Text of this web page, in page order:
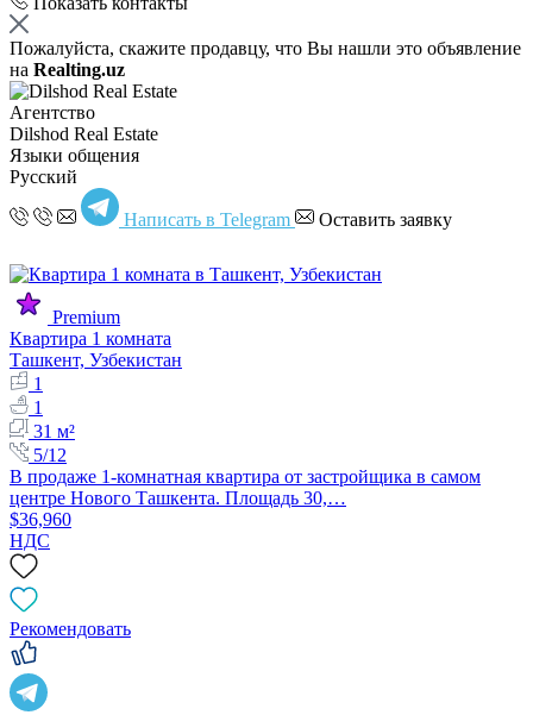
Пожалуйста, скажите продавцу, что Вы нашли это объявление
на Realting.uz
Агентство
Dilshod Real Estate
Языки общения
Русский
Написать в Telegram Оставить заявку
Premium
Квартира 1 комната
Ташкент, Узбекистан
1
1
31 м²
5/12
В продаже 1-комнатная квартира от застройщика в самом
центре Нового Ташкента. Площадь 30,…
$36,960
НДС
Рекомендовать